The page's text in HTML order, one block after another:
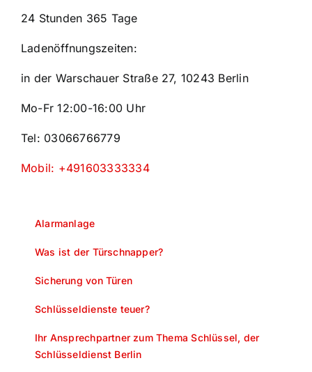
24 Stunden 365 Tage
Ladenöffnungszeiten:
in der Warschauer Straße 27, 10243 Berlin
Mo-Fr 12:00-16:00 Uhr
Tel: 03066766779
Mobil: +491603333334
Alarmanlage
Was ist der Türschnapper?
Sicherung von Türen
Schlüsseldienste teuer?
Ihr Ansprechpartner zum Thema Schlüssel, der
Schlüsseldienst Berlin